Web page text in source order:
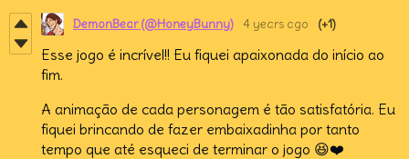
DemonBear (@HoneyBunny) 4 years ago (+1)
Esse jogo é incrível!! Eu fiquei apaixonada do início ao
fim.
A animação de cada personagem é tão satisfatória. Eu
fiquei brincando de fazer embaixadinha por tanto
tempo que até esqueci de terminar o jogo 😆❤️